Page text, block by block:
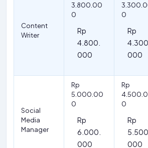
Content
Writer
3.800.00
0
Rp
4.800.
000
0
Rp
4.300.
000
Social
Media
Manager
Rp
5.000.00
0
Rp
6.000.
000
Rp
0
Rp
5.500.
000